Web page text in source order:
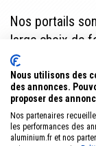
Nos portails
large choix de
Fabrication sur
finition brillant
Nous utilisons des
des annonces.
proposer des
Nos partenaires
les performances des
aluminium.fr et nos